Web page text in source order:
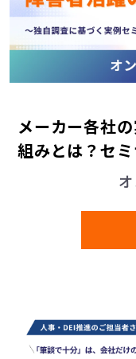
す。
7. 要配慮
要配慮個人情
当社は、クッ
子、閲覧履歴等
体では特定の個
ある情報）を取
当社では、
部送信ポリシー
確認ください。
メーカー各社
組みとは？セ